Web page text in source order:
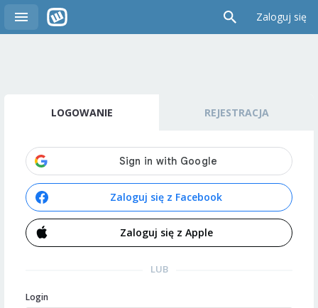
Zaloguj się
LOGOWANIE REJESTRACJA
Zaloguj się z Facebook
Zaloguj się z Apple
LUB
Login